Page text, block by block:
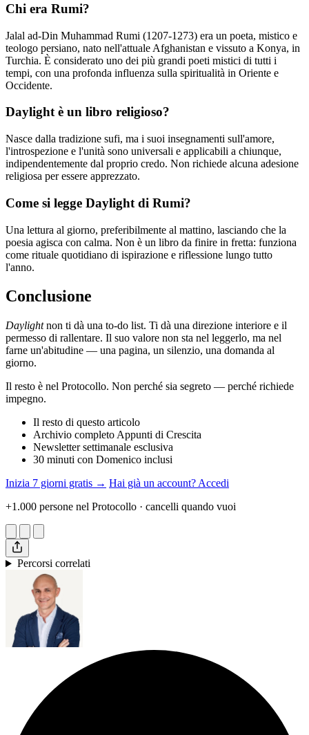
Chi era Rumi?
Jalal ad-Din Muhammad Rumi (1207-1273) era un poeta, mistico e
teologo persiano, nato nell'attuale Afghanistan e vissuto a Konya, in
Turchia. È considerato uno dei più grandi poeti mistici di tutti i
tempi, con una profonda influenza sulla spiritualità in Oriente e
Occidente.
Daylight è un libro religioso?
Nasce dalla tradizione sufi, ma i suoi insegnamenti sull'amore,
l'introspezione e l'unità sono universali e applicabili a chiunque,
indipendentemente dal proprio credo. Non richiede alcuna adesione
religiosa per essere apprezzato.
Come si legge Daylight di Rumi?
Una lettura al giorno, preferibilmente al mattino, lasciando che la
poesia agisca con calma. Non è un libro da finire in fretta: funziona
come rituale quotidiano di ispirazione e riflessione lungo tutto
l'anno.
Conclusione
Daylightnon ti dà una to-do list. Ti dà una direzione interiore e il
permesso di rallentare. Il suo valore non sta nel leggerlo, ma nel
farne un'abitudine — una pagina, un silenzio, una domanda al
giorno.
Il resto è nel Protocollo. Non perché sia segreto — perché richiede
impegno.
Il resto di questo articolo
Archivio completo Appunti di Crescita
Newsletter settimanale esclusiva
30 minuti con Domenico inclusi
Inizia 7 giorni gratis → Hai già un account? Accedi
+1.000 persone nel Protocollo · cancelli quando vuoi
Percorsi correlati